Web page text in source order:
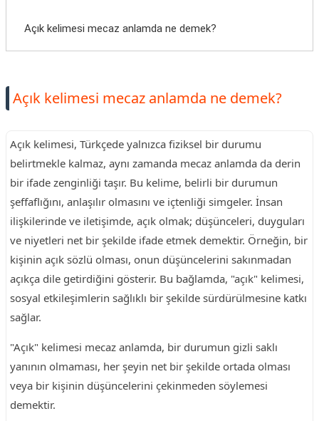
Açık kelimesi mecaz anlamda ne demek?
Açık kelimesi mecaz anlamda ne demek?
Açık kelimesi, Türkçede yalnızca fiziksel bir durumu
belirtmekle kalmaz, aynı zamanda mecaz anlamda da derin
bir ifade zenginliği taşır. Bu kelime, belirli bir durumun
şeffaflığını, anlaşılır olmasını ve içtenliği simgeler. İnsan
ilişkilerinde ve iletişimde, açık olmak; düşünceleri, duyguları
ve niyetleri net bir şekilde ifade etmek demektir. Örneğin, bir
kişinin açık sözlü olması, onun düşüncelerini sakınmadan
açıkça dile getirdiğini gösterir. Bu bağlamda, "açık" kelimesi,
sosyal etkileşimlerin sağlıklı bir şekilde sürdürülmesine katkı
sağlar.
"Açık" kelimesi mecaz anlamda, bir durumun gizli saklı
yanının olmaması, her şeyin net bir şekilde ortada olması
veya bir kişinin düşüncelerini çekinmeden söylemesi
demektir.